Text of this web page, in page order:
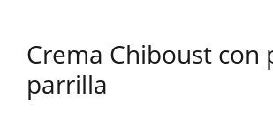
Crema Chiboust con
parrilla